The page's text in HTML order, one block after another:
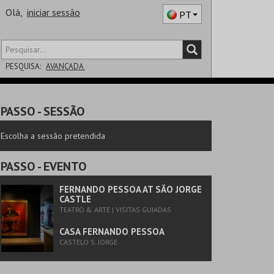
Olá, iniciar sessão PT
PESQUISA: AVANÇADA
PASSO- SESSÃO
Escolha a sessão pretendida
PASSO- EVENTO
FERNANDO PESSOA AT SÃO JORGE
CASTLE
TEATRO & ARTE | VISITAS GUIADAS
CASA FERNANDO PESSOA
CASTELO S. JORGE